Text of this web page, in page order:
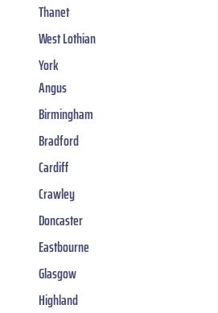
Thanet
West Lothian
York
Angus
Birmingham
Bradford
Cardiff
Crawley
Doncaster
Eastbourne
Glasgow
Highland